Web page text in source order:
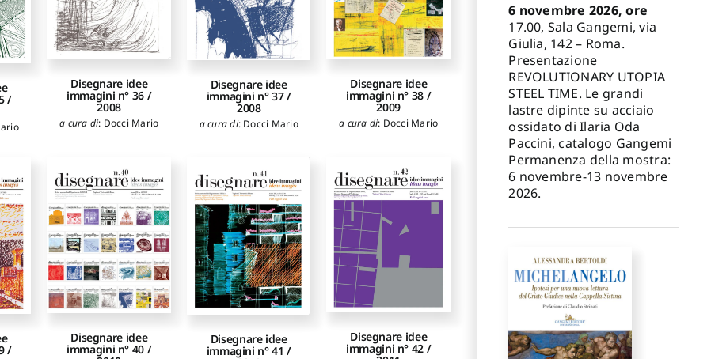
/
Disegnare idee
immagini n° 36 /
2008
a cura di: Docci Mario
Disegnare idee
immagini n° 37 /
2008
a cura di: Docci Mario
Disegnare idee
immagini n° 38 /
2009
a cura di: Docci Mario
/
Disegnare idee
immagini n° 40 /
Disegnare idee
immagini n° 41 /
Disegnare idee
immagini n° 42 /
6 novembre 2026, ore
17.00, Sala Gangemi, via
Giulia, 142 – Roma.
Presentazione
REVOLUTIONARY UTOPIA
STEEL TIME. Le grandi
lastre dipinte su acciaio
ossidato di Ilaria Oda
Paccini, catalogo Gangemi
Permanenza della mostra:
6 novembre-13 novembre
2026.